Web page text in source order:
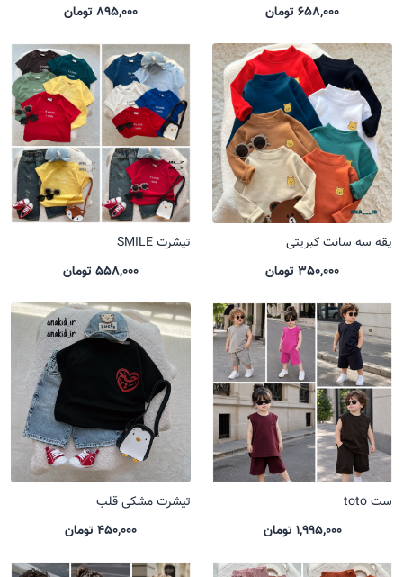
658,000 تومان
895,000 تومان
یقه سه سانت کبریتی
350,000 تومان
تیشرت SMILE
558,000 تومان
ست toto
1,995,000 تومان
تیشرت مشکی قلب
450,000 تومان